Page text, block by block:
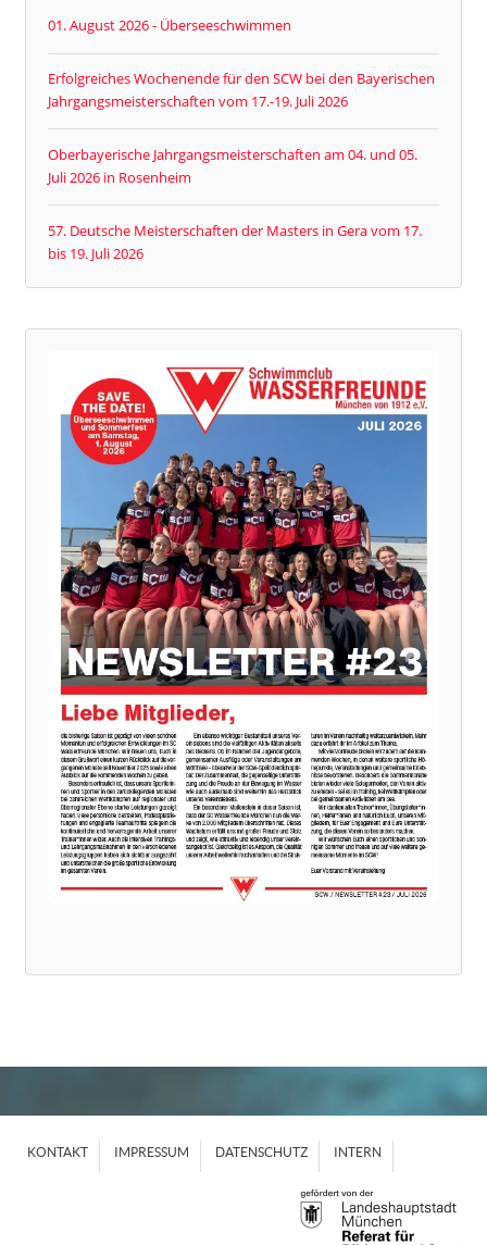
01. August 2026 - Überseeschwimmen
Erfolgreiches Wochenende für den SCW bei den Bayerischen
Jahrgangsmeisterschaften vom 17.-19. Juli 2026
Oberbayerische Jahrgangsmeisterschaften am 04. und 05.
Juli 2026 in Rosenheim
57. Deutsche Meisterschaften der Masters in Gera vom 17.
bis 19. Juli 2026
KONTAKT IMPRESSUM DATENSCHUTZ INTERN